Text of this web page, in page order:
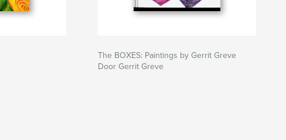
The BOXES: Paintings by Gerrit Greve
Door Gerrit Greve